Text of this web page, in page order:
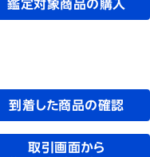
鑑定対象商品の購入
到着した商品の確認
取引画面から